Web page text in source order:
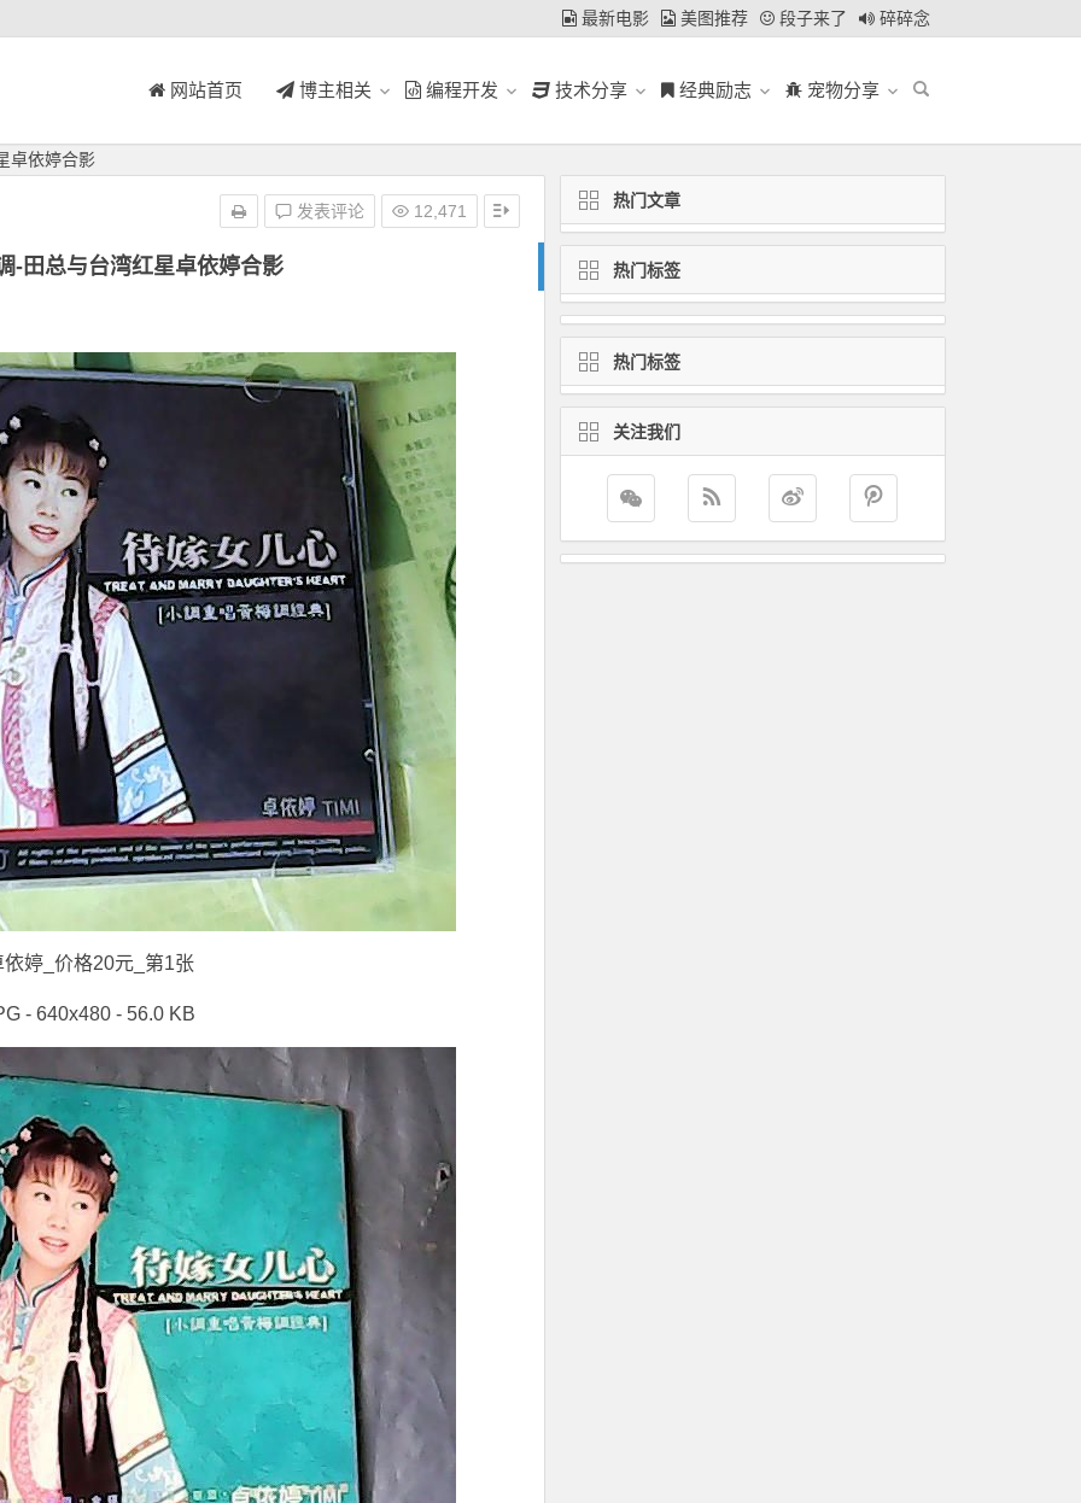
最新电影 美图推荐 段子来了 碎碎念
网站首页 博主相关 编程开发 技术分享 经典励志 宠物分享
卓依婷合影
-田总与台湾红星卓依婷合影
发表评论 12,471
依婷_价格20元_第1张
- 640x480 - 56.0 KB
热门文章
热门标签
热门标签
关注我们